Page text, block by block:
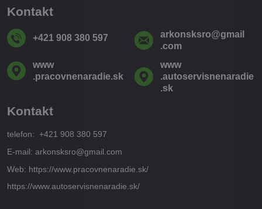
Kontakt
+421 908 380 597
arkonsksro​@gmail​
.com
www​
.pracovnenaradie​.sk
www​
.autoservisnenaradie​
.sk
Kontakt
telefon: +421 908 380 597
E-mail: arkonsksro@gmail.com
Web: https://www.pracovnenaradie.sk/
https://www.autoservisnenaradie.sk/